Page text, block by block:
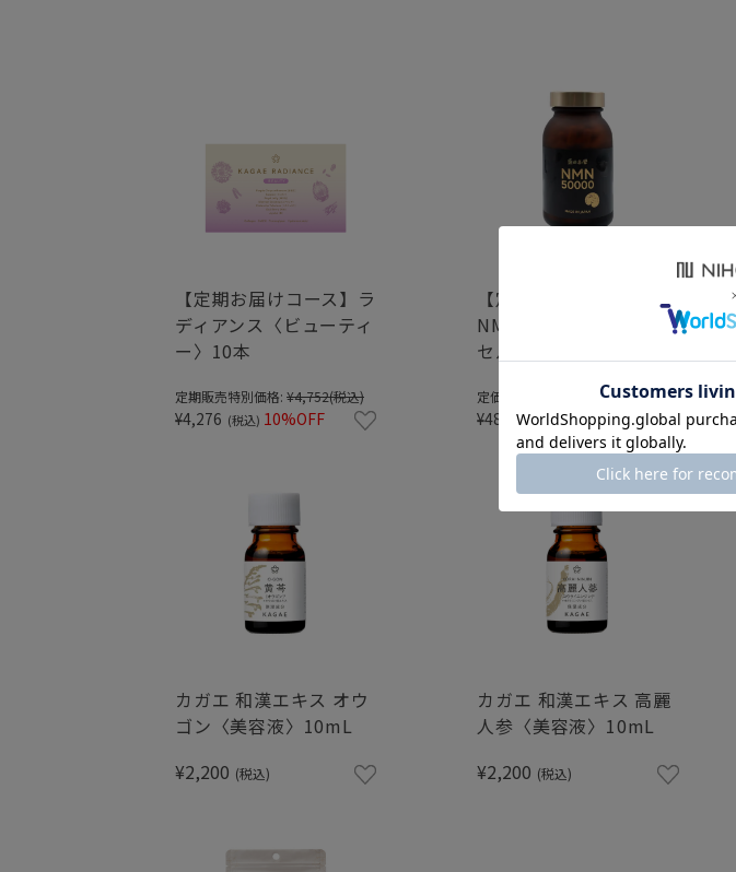
【定期お届けコース】ラ
ディアンス〈ビューティ
ー〉10本
定期販売特別価格: ¥4,752(税込)
¥4,276 (税込) 10%OFF
【定期お届けコース】
NMN50000 180カプ
セル
定価:
¥48,600 (税込)10%OFF
カガエ 和漢エキス オウ
ゴン〈美容液〉10mL
¥2,200 (税込)
カガエ 和漢エキス 高麗
人参〈美容液〉10mL
¥2,200 (税込)